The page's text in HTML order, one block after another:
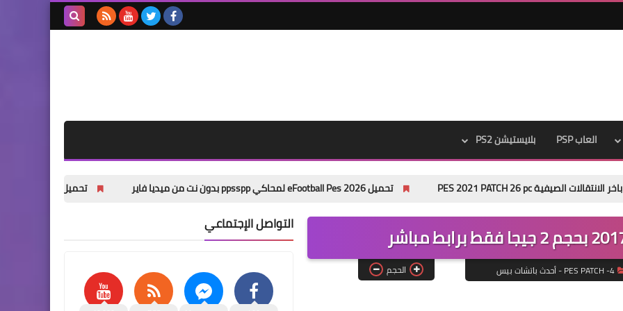
العاب PSP بلايستيشن PS2
تحميل eFootball Pes 2026 لمحاكي ppsspp بدون نت من ميديا فاير تحميل باتش Pes 2013 Next Season Patch 2026 من ميديا فاير
4- PES PATCH - أحدث باتشات بيس الحجم
التواصل الإجتماعي